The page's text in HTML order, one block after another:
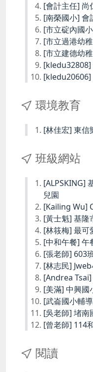
[會計主任] 尚
[南榮國小] 會
[市立碇內國
[市立過港幼
[市立建德幼
[kledu32808]
[kledu20606]
環境教育
[林佳宏] 東信
班級網站
[ALPSKING]
兒園
[Kailing Wu]
[黃士魁] 基隆
[林筱梅] 最可
[中和午餐] 午
[張老師] 603
[林志民]
[Andrea
[美滿] 中興國
[武崙國小輔
[吳老師] 堵南
[曾老師] 114
閱讀